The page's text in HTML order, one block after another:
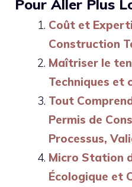
Pour Aller Plus
Coût et
Construction
Maîtriser le
Techniques et
Tout
Permis de
Processus,
Micro Station
Écologique et